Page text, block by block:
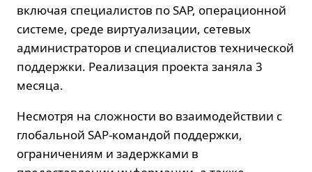
включая специалистов по SAP, операционной
системе, среде виртуализации, сетевых
администраторов и специалистов технической
поддержки. Реализация проекта заняла 3
месяца.
Несмотря на сложности во взаимодействии с
глобальной SAP-командой поддержки,
ограничениям и задержками в